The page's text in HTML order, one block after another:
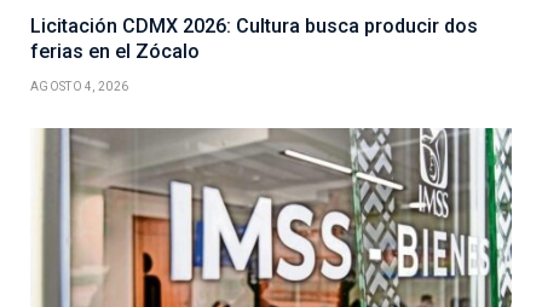
Licitación CDMX 2026: Cultura busca producir dos
ferias en el Zócalo
AGOSTO 4, 2026